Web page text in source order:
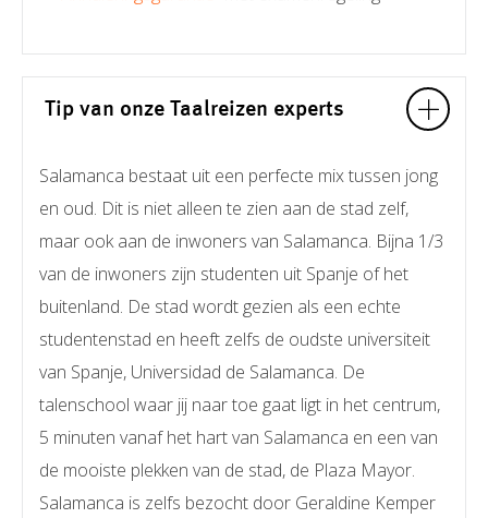
Tip van onze Taalreizen experts
Salamanca bestaat uit een perfecte mix tussen jong
en oud. Dit is niet alleen te zien aan de stad zelf,
maar ook aan de inwoners van Salamanca. Bijna 1/3
van de inwoners zijn studenten uit Spanje of het
buitenland. De stad wordt gezien als een echte
studentenstad en heeft zelfs de oudste universiteit
van Spanje, Universidad de Salamanca. De
talenschool waar jij naar toe gaat ligt in het centrum,
5 minuten vanaf het hart van Salamanca en een van
de mooiste plekken van de stad, de Plaza Mayor.
Salamanca is zelfs bezocht door Geraldine Kemper